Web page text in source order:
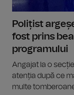
Polițist
fost prins
programului
Angajat la o
atenția după ce
multe